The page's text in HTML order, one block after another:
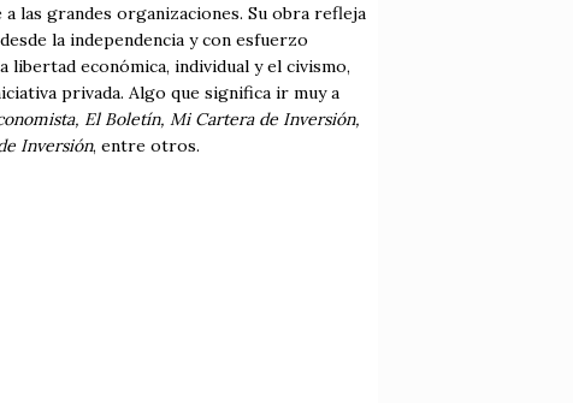
las grandes organizaciones. Su obra refleja
la independencia y con esfuerzo
económica, individual y el civismo,
privada. Algo que significa ir muy a
El Boletín, Mi Cartera de Inversión,
Inversión, entre otros.